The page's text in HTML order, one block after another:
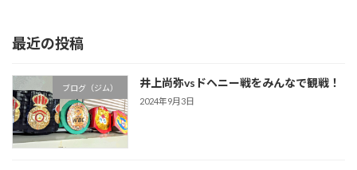
最近の投稿
ブログ（ジム） 井上尚弥vsドヘニー戦をみんなで観戦！
2024年9月3日